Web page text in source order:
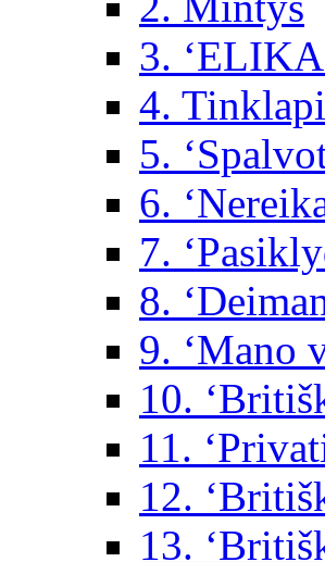
3.
4.
5.
6.
7.
8.
9. ‘Mano
10.
11.
12.
13.